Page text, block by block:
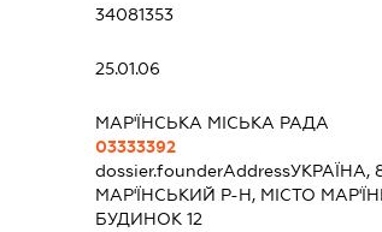
34081353
25.01.06
МАР'ЇНСЬКА МІСЬКА РАДА
03333392
dossier.founderAddressУКРАЇНА,
МАР'ЇНСЬКИЙ Р-Н, МІСТО
БУДИНОК 12